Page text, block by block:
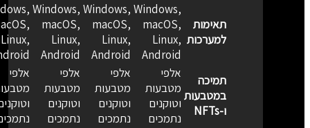
תאימות
למערכות
Windows,
macOS,
Linux,
Android
Windows,
macOS,
Linux,
Android
Windows,
macOS,
Linux,
Android
Linux,
תמיכה
במטבעות
ו-NFTs
אלפי
מטבעות
וטוקנים
נתמכים
אלפי
מטבעות
וטוקנים
נתמכים
אלפי
מטבעות
וטוקנים
נתמכים
אלפי
מטבעות
וטוקנים
נתמכים